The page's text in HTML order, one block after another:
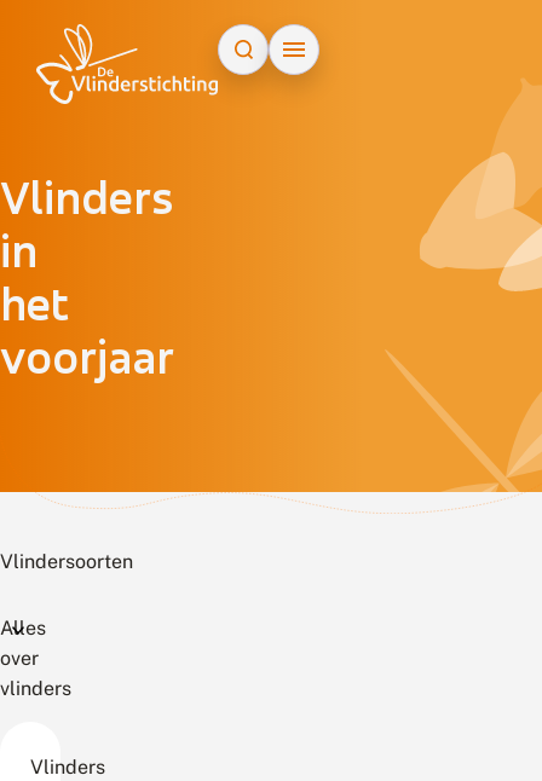
Vlinders
in
het
voorjaar
Vlindersoorten
Alles
over
vlinders
Vlinders